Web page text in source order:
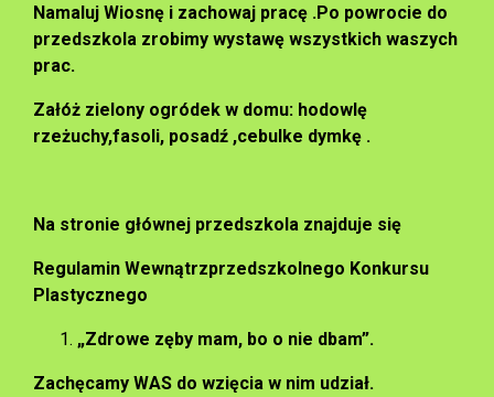
Namaluj Wiosnę i zachowaj pracę .Po powrocie do
przedszkola zrobimy wystawę wszystkich waszych
prac.
Załóż zielony ogródek w domu: hodowlę
rzeżuchy,fasoli, posadź ,cebulke dymkę .
Na stronie głównej przedszkola znajduje się
Regulamin Wewnątrzprzedszkolnego Konkursu
Plastycznego
„Zdrowe zęby mam, bo o nie dbam”.
Zachęcamy WAS do wzięcia w nim udział.